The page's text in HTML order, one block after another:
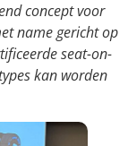
concept voor
name gericht op
seat-on-
kan worden